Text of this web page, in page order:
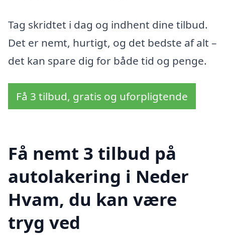
Tag skridtet i dag og indhent dine tilbud.
Det er nemt, hurtigt, og det bedste af alt –
det kan spare dig for både tid og penge.
Få 3 tilbud, gratis og uforpligtende
Få nemt 3 tilbud på
autolakering i Neder
Hvam, du kan være
tryg ved